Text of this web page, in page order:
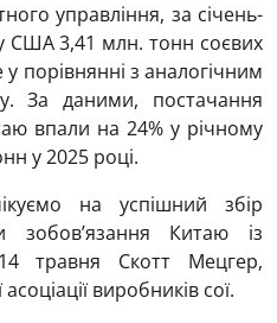
управління, за січень-
США 3,41 млн. тонн соєвих
порівнянні з аналогічним
За даними, постачання
впали на 24% у річному
у 2025 році.
на успішний збір
Китаю із
травня Скотт Мецгер,
виробників сої.